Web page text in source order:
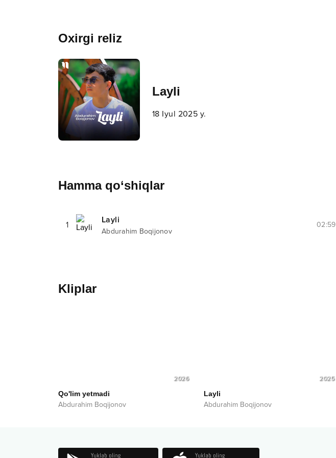
Oxirgi reliz
Layli
18 Iyul 2025 y.
Hamma qo‘shiqlar
1 Layli
Abdurahim Boqijonov
02:59
Kliplar
2026
Qo'lim yetmadi
Abdurahim Boqijonov
2025
Layli
Abdurahim Boqijonov